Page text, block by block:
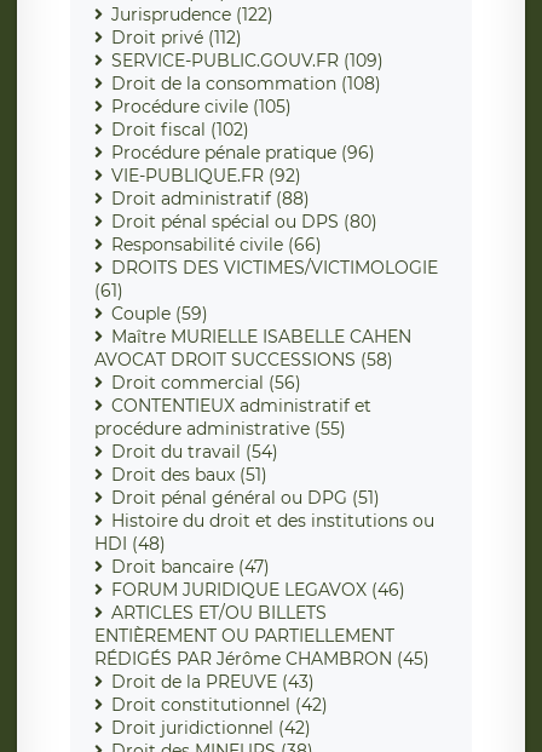
Jurisprudence (122)
Droit privé (112)
SERVICE-PUBLIC.GOUV.FR (109)
Droit de la consommation (108)
Procédure civile (105)
Droit fiscal (102)
Procédure pénale pratique (96)
VIE-PUBLIQUE.FR (92)
Droit administratif (88)
Droit pénal spécial ou DPS (80)
Responsabilité civile (66)
DROITS DES VICTIMES/VICTIMOLOGIE
(61)
Couple (59)
Maître MURIELLE ISABELLE CAHEN
AVOCAT DROIT SUCCESSIONS (58)
Droit commercial (56)
CONTENTIEUX administratif et
procédure administrative (55)
Droit du travail (54)
Droit des baux (51)
Droit pénal général ou DPG (51)
Histoire du droit et des institutions ou
HDI (48)
Droit bancaire (47)
FORUM JURIDIQUE LEGAVOX (46)
ARTICLES ET/OU BILLETS
ENTIÈREMENT OU PARTIELLEMENT
RÉDIGÉS PAR Jérôme CHAMBRON (45)
Droit de la PREUVE (43)
Droit constitutionnel (42)
Droit juridictionnel (42)